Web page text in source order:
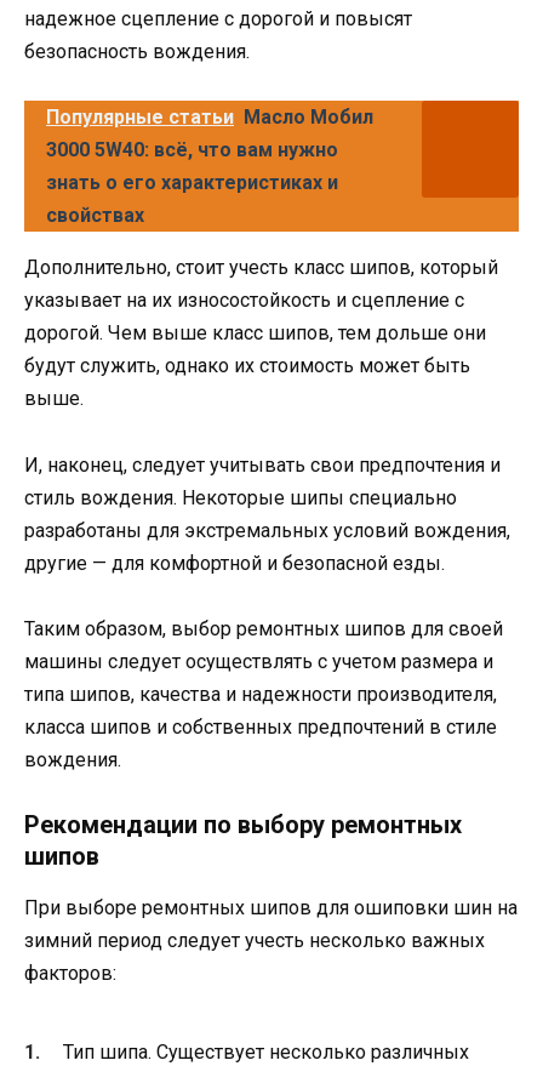
надежное сцепление с дорогой и повысят
безопасность вождения.
Популярные статьи Масло Мобил
3000 5W40: всё, что вам нужно
знать о его характеристиках и
свойствах
Дополнительно, стоит учесть класс шипов, который
указывает на их износостойкость и сцепление с
дорогой. Чем выше класс шипов, тем дольше они
будут служить, однако их стоимость может быть
выше.
И, наконец, следует учитывать свои предпочтения и
стиль вождения. Некоторые шипы специально
разработаны для экстремальных условий вождения,
другие — для комфортной и безопасной езды.
Таким образом, выбор ремонтных шипов для своей
машины следует осуществлять с учетом размера и
типа шипов, качества и надежности производителя,
класса шипов и собственных предпочтений в стиле
вождения.
Рекомендации по выбору ремонтных
шипов
При выборе ремонтных шипов для ошиповки шин на
зимний период следует учесть несколько важных
факторов:
Тип шипа. Существует несколько различных